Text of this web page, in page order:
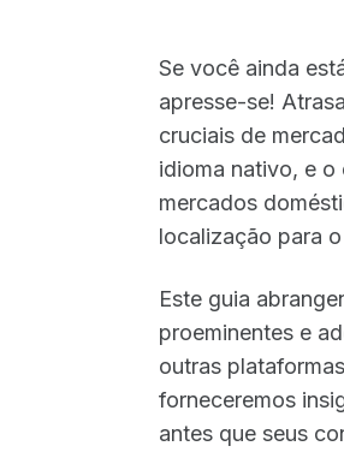
Se você ainda
apresse-se!
cruciais de
idioma nativo, e
mercados
localização para
Este guia
proeminentes e
outras
forneceremos
antes que seus